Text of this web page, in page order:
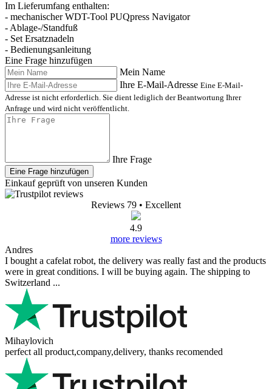
Im Lieferumfang enthalten:
- mechanischer WDT-Tool PUQpress Navigator
- Ablage-/Standfuß
- Set Ersatznadeln
- Bedienungsanleitung
Eine Frage hinzufügen
Mein Name
Ihre E-Mail-Adresse Eine E-Mail-
Adresse ist nicht erforderlich. Sie dient lediglich der Beantwortung Ihrer
Anfrage und wird nicht veröffentlicht.
Ihre Frage
Eine Frage hinzufügen
Einkauf geprüft von unseren Kunden
Reviews 79 • Excellent
4.9
more reviews
Andres
I bought a cafelat robot, the delivery was really fast and the products
were in great conditions. I will be buying again. The shipping to
Switzerland ...
Mihaylovich
perfect all product,company,delivery, thanks recomended